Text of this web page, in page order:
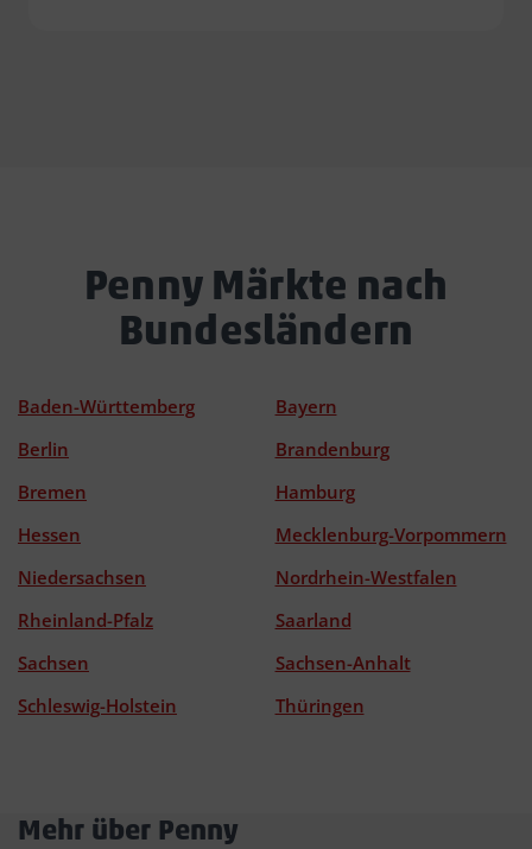
Penny Märkte nach
Bundesländern
Baden-Württemberg
Bayern
Berlin
Brandenburg
Bremen
Hamburg
Hessen
Mecklenburg-Vorpommern
Niedersachsen
Nordrhein-Westfalen
Rheinland-Pfalz
Saarland
Sachsen
Sachsen-Anhalt
Schleswig-Holstein
Thüringen
Mehr über Penny